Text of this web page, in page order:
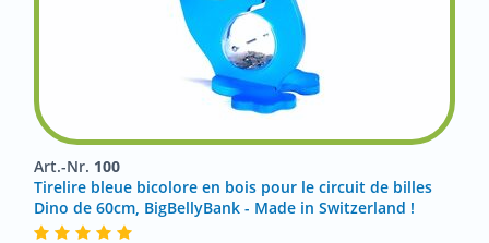
Art.-Nr. 100
Tirelire bleue bicolore en bois pour le circuit de billes
Dino de 60cm, BigBellyBank - Made in Switzerland !